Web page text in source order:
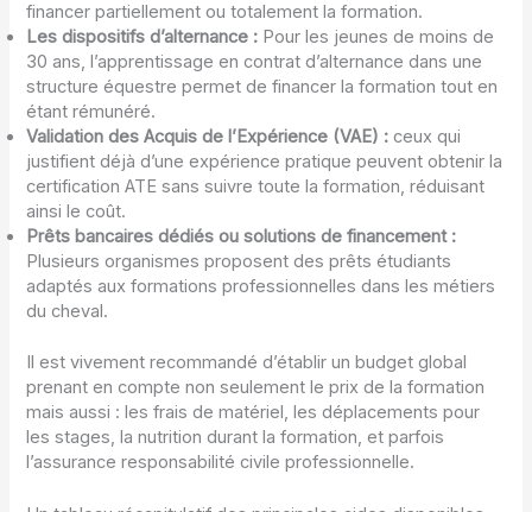
financer partiellement ou totalement la formation.
Les dispositifs d’alternance : Pour les jeunes de moins de
30 ans, l’apprentissage en contrat d’alternance dans une
structure équestre permet de financer la formation tout en
étant rémunéré.
Validation des Acquis de l’Expérience (VAE) : ceux qui
justifient déjà d’une expérience pratique peuvent obtenir la
certification ATE sans suivre toute la formation, réduisant
ainsi le coût.
Prêts bancaires dédiés ou solutions de financement :
Plusieurs organismes proposent des prêts étudiants
adaptés aux formations professionnelles dans les métiers
du cheval.
Il est vivement recommandé d’établir un budget global
prenant en compte non seulement le prix de la formation
mais aussi : les frais de matériel, les déplacements pour
les stages, la nutrition durant la formation, et parfois
l’assurance responsabilité civile professionnelle.